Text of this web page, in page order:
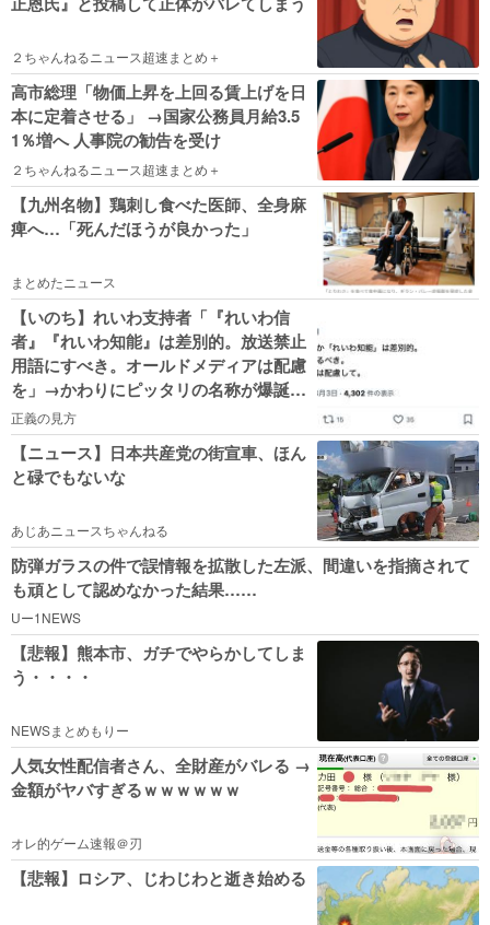
２ちゃんねるニュース超速まとめ＋
高市総理「物価上昇を上回る賃上げを日
本に定着させる」 →国家公務員月給3.5
1％増へ 人事院の勧告を受け
２ちゃんねるニュース超速まとめ＋
【九州名物】鶏刺し食べた医師、全身麻
痺へ…「死んだほうが良かった」
まとめたニュース
【いのち】れいわ支持者「『れいわ信
者』『れいわ知能』は差別的。放送禁止
用語にすべき。オールドメディアは配慮
を」→かわりにピッタリの名称が爆誕し
てしまうw
正義の見方
【ニュース】日本共産党の街宣車、ほん
と碌でもないな
あじあニュースちゃんねる
防弾ガラスの件で誤情報を拡散した左派、間違いを指摘されて
も頑として認めなかった結果……
Uー1NEWS
【悲報】熊本市、ガチでやらかしてしま
う・・・・
NEWSまとめもりー
人気女性配信者さん、全財産がバレる →
金額がヤバすぎるｗｗｗｗｗｗ
オレ的ゲーム速報＠刃
【悲報】ロシア、じわじわと逝き始める